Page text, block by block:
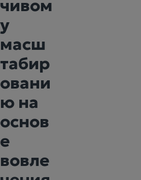
чивом
у
масш
табир
овани
ю на
основ
е
вовле